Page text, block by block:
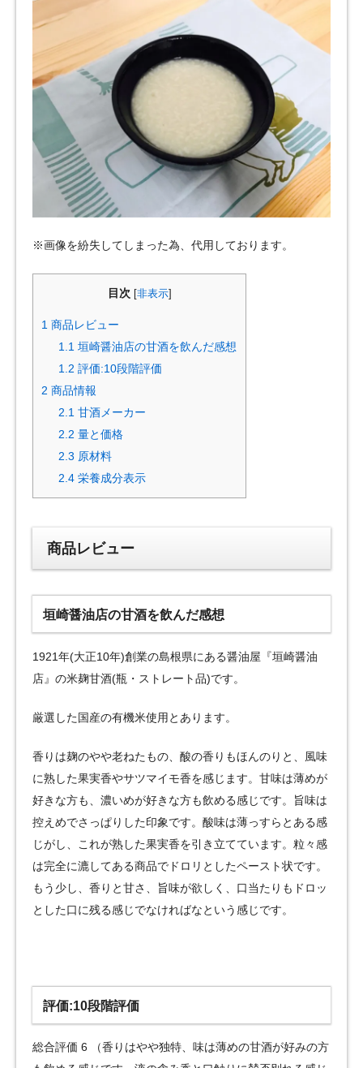
※画像を紛失してしまった為、代用しております。
目次 [非表示]
1 商品レビュー
1.1 垣崎醤油店の甘酒を飲んだ感想
1.2 評価:10段階評価
2 商品情報
2.1 甘酒メーカー
2.2 量と価格
2.3 原材料
2.4 栄養成分表示
商品レビュー
垣崎醤油店の甘酒を飲んだ感想
1921年(大正10年)創業の島根県にある醤油屋『垣崎醤油
店』の米麹甘酒(瓶・ストレート品)です。
厳選した国産の有機米使用とあります。
香りは麹のやや老ねたもの、酸の香りもほんのりと、風味
に熟した果実香やサツマイモ香を感じます。甘味は薄めが
好きな方も、濃いめが好きな方も飲める感じです。旨味は
控えめでさっぱりした印象です。酸味は薄っすらとある感
じがし、これが熟した果実香を引き立てています。粒々感
は完全に漉してある商品でドロリとしたペースト状です。
もう少し、香りと甘さ、旨味が欲しく、口当たりもドロッ
とした口に残る感じでなければなという感じです。
評価:10段階評価
総合評価 6 （香りはやや独特、味は薄めの甘酒が好みの方